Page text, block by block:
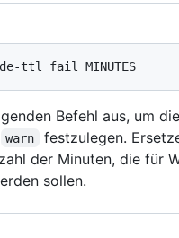
Befehl aus, um
warn
festzulegen.
der Minuten, die für
sollen.